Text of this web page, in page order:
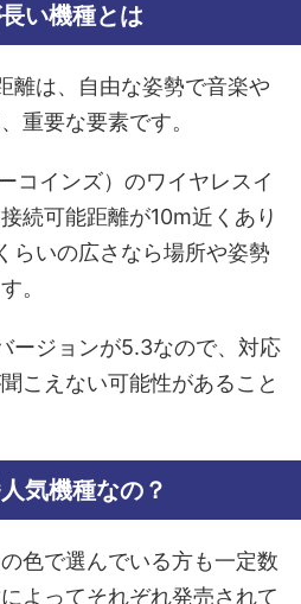
い機種とは
離は、自由な姿勢で音楽や
重要な要素です。
コインズ）のワイヤレスイ
続可能距離が10m近くあり
らいの広さなら場所や姿勢
。
ージョンが5.3なので、対応
こえない可能性があること
気機種なの？
色で選んでいる方も一定数
よってそれぞれ発売されて